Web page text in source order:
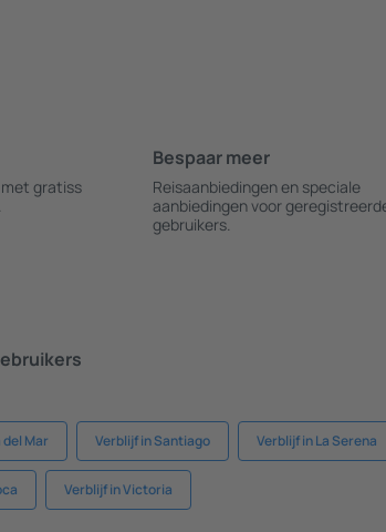
gratiss
Bespaar meer
Reisaanbiedingen en speciale
aanbiedingen voor
gebruikers.
Mar Verblijf in Santiago Verblijf in La Serena
Verblijf in Victoria